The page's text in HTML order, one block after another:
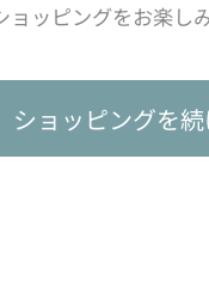
ョッピングをお楽し
ショッピングを続